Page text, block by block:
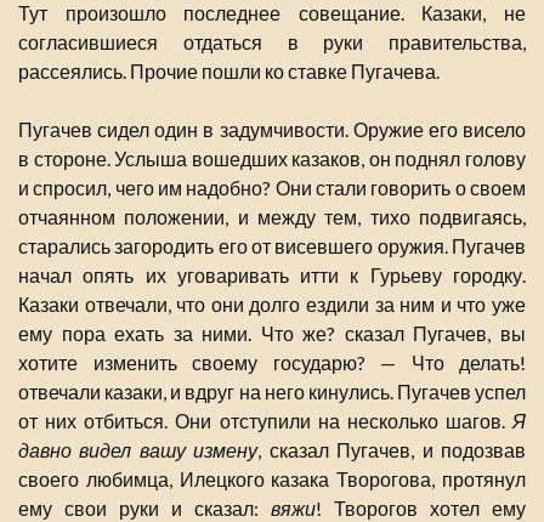
Тут произошло последнее совещание. Казаки, не
согласившиеся отдаться в руки правительства,
рассеялись. Прочие пошли ко ставке Пугачева.
Пугачев сидел один в задумчивости. Оружие его висело
в стороне. Услыша вошедших казаков, он поднял голову
и спросил, чего им надобно? Они стали говорить о своем
отчаянном положении, и между тем, тихо подвигаясь,
старались загородить его от висевшего оружия. Пугачев
начал опять их уговаривать итти к Гурьеву городку.
Казаки отвечали, что они долго ездили за ним и что уже
ему пора ехать за ними. Что же? сказал Пугачев, вы
хотите изменить своему государю? — Что делать!
отвечали казаки, и вдруг на него кинулись. Пугачев успел
от них отбиться. Они отступили на несколько шагов. Я
давно видел вашу измену, сказал Пугачев, и подозвав
своего любимца, Илецкого казака Творогова, протянул
ему свои руки и сказал: вяжи! Творогов хотел ему